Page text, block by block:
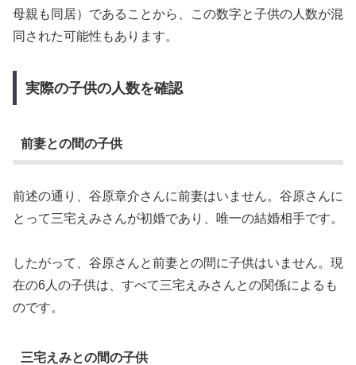
母親も同居）であることから、この数字と子供の人数が混
同された可能性もあります。
実際の子供の人数を確認
前妻との間の子供
前述の通り、谷原章介さんに前妻はいません。谷原さんに
とって三宅えみさんが初婚であり、唯一の結婚相手です。
したがって、谷原さんと前妻との間に子供はいません。現
在の6人の子供は、すべて三宅えみさんとの関係によるも
のです。
三宅えみとの間の子供